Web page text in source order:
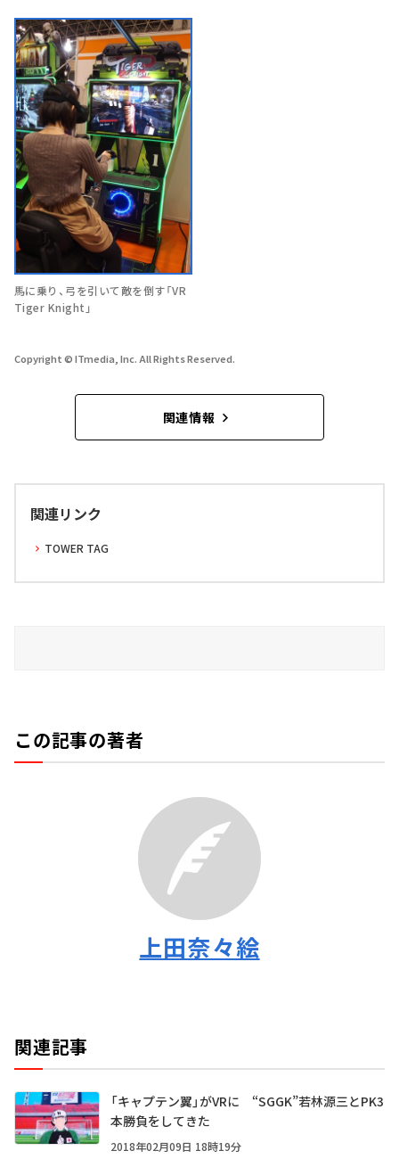
馬に乗り、弓を引いて敵を倒す「VR
Tiger Knight」
Copyright © ITmedia, Inc. All Rights Reserved.
関連情報
関連リンク
TOWER TAG
この記事の著者
上田奈々絵
関連記事
「キャプテン翼」がVRに “SGGK”若林源三とPK3
本勝負をしてきた
2018年02月09日 18時19分